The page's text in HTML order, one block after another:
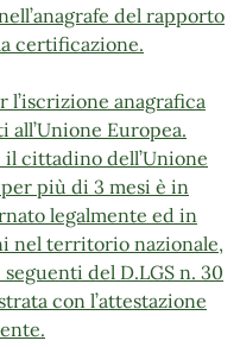
del rapporto
certificazione.
l’iscrizione anagrafica
Europea.
cittadino dell’Unione
più di 3 mesi è in
legalmente ed in
nel territorio nazionale,
del D.LGS n. 30
con l’attestazione